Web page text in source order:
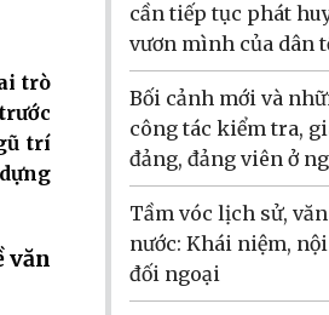
trò
trí
văn
cần tiếp tục phát
vươn mình của dân
Bối cảnh mới và
công tác kiểm tra,
đảng, đảng viên ở
Tầm vóc lịch sử,
nước: Khái niệm,
đối ngoại